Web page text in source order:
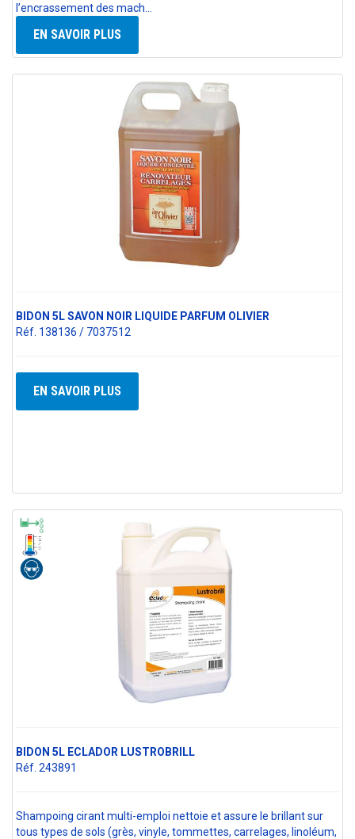
l’encrassement des mach…
EN SAVOIR PLUS
BIDON 5L SAVON NOIR LIQUIDE PARFUM OLIVIER
Réf. 138136 / 7037512
EN SAVOIR PLUS
BIDON 5L ECLADOR LUSTROBRILL
Réf. 243891
Shampoing cirant multi-emploi nettoie et assure le brillant sur
tous types de sols (grès, vinyle, tommettes, carrelages, linoléum,